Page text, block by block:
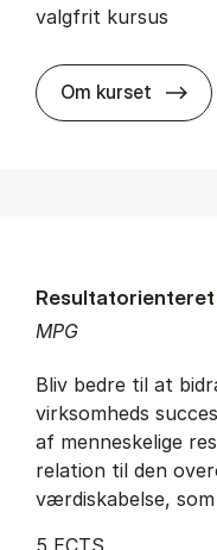
valgfrit kursus
Om kurset
MPG
Resultatorienteret
Bliv bedre til at
virksomheds
af menneskelige
relation til den
værdiskabelse,
5 ECTS